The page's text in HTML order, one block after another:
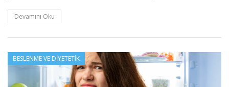
Devamını Oku
BESLENME VE DIYETETIK